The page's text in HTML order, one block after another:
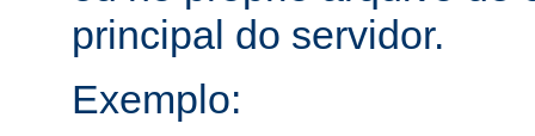
principal do servidor.
Exemplo: